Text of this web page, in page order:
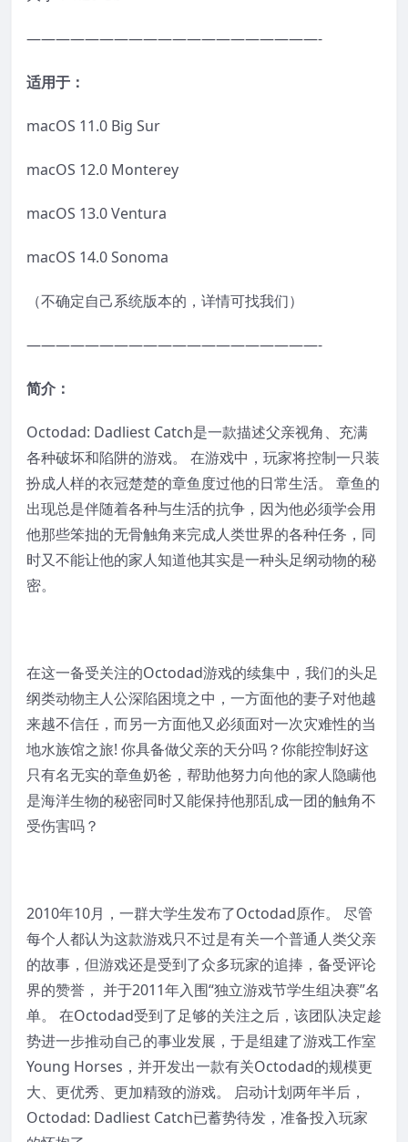
————————————————————-
适用于：
macOS 11.0 Big Sur
macOS 12.0 Monterey
macOS 13.0 Ventura
macOS 14.0 Sonoma
（不确定自己系统版本的，详情可找我们）
————————————————————-
简介：
Octodad: Dadliest Catch是一款描述父亲视角、充满
各种破坏和陷阱的游戏。 在游戏中，玩家将控制一只装
扮成人样的衣冠楚楚的章鱼度过他的日常生活。 章鱼的
出现总是伴随着各种与生活的抗争，因为他必须学会用
他那些笨拙的无骨触角来完成人类世界的各种任务，同
时又不能让他的家人知道他其实是一种头足纲动物的秘
密。
在这一备受关注的Octodad游戏的续集中，我们的头足
纲类动物主人公深陷困境之中，一方面他的妻子对他越
来越不信任，而另一方面他又必须面对一次灾难性的当
地水族馆之旅! 你具备做父亲的天分吗？你能控制好这
只有名无实的章鱼奶爸，帮助他努力向他的家人隐瞒他
是海洋生物的秘密同时又能保持他那乱成一团的触角不
受伤害吗？
2010年10月，一群大学生发布了Octodad原作。 尽管
每个人都认为这款游戏只不过是有关一个普通人类父亲
的故事，但游戏还是受到了众多玩家的追捧，备受评论
界的赞誉， 并于2011年入围“独立游戏节学生组决赛”名
单。 在Octodad受到了足够的关注之后，该团队决定趁
势进一步推动自己的事业发展，于是组建了游戏工作室
Young Horses，并开发出一款有关Octodad的规模更
大、更优秀、更加精致的游戏。 启动计划两年半后，
Octodad: Dadliest Catch已蓄势待发，准备投入玩家